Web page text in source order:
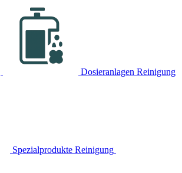
Dosieranlagen Reinigung
Spezialprodukte Reinigung